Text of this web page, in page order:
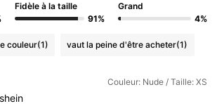
Fidèle à la taille
91%
Grand
4%
couleur(1) vaut la peine d'être acheter(1)
Couleur: Nude / Taille: XS
shein